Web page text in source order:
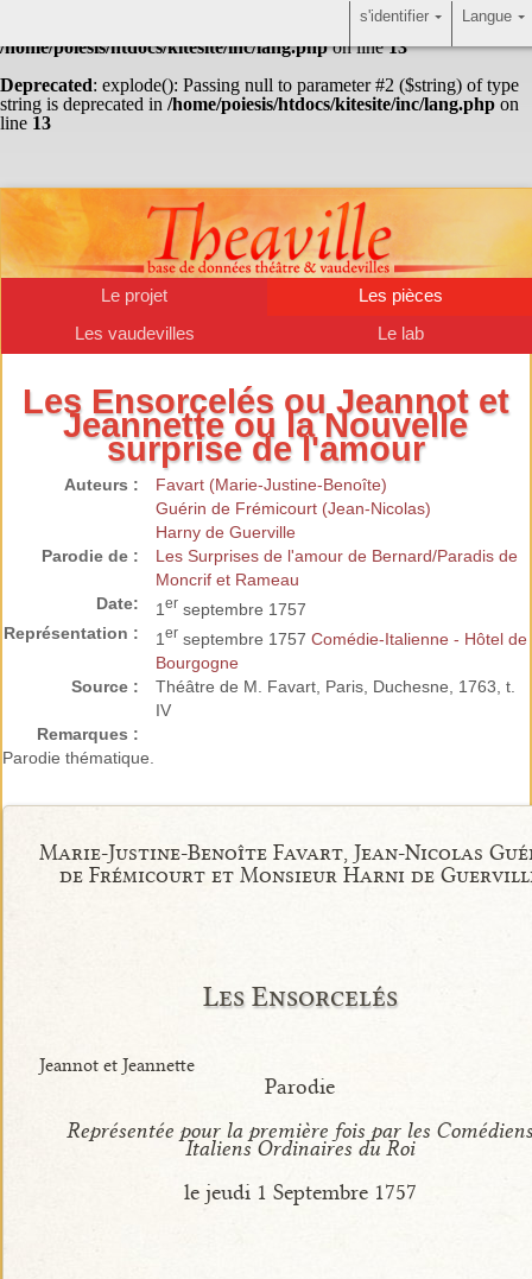
: Undefined array key "HTTP_ACCEPT_LANGUAGE" in
/home/poiesis/htdocs/kitesite/inc/lang.phpon line13
Deprecated: explode(): Passing null to parameter #2 ($string) of type
string is deprecated in /home/poiesis/htdocs/kitesite/inc/lang.php on
line 13
Le projet
Les pièces
Les vaudevilles
Le lab
Les Ensorcelés ou Jeannot et
Jeannette ou la Nouvelle
surprise de l'amour
Auteurs :
Favart (Marie-Justine-Benoîte)
Guérin de Frémicourt (Jean-Nicolas)
Harny de Guerville
Parodie de :
Les Surprises de l'amour de Bernard/Paradis de
Moncrif et Rameau
Date:
1 er septembre 1757
Représentation :
1 er septembre 1757 Comédie-Italienne - Hôtel de
Bourgogne
Source :
Théâtre de M. Favart, Paris, Duchesne, 1763, t.
IV
Remarques :
Parodie thématique.
Marie-Justine-Benoîte Favart, Jean-Nicolas
de Frémicourt et Monsieur Harni de
Les Ensorcelés
Jeannot et Jeannette
Parodie
Représentée pour la première fois par les
Italiens Ordinaires du Roi
le jeudi 1 Septembre 1757
Langue
s'identifier